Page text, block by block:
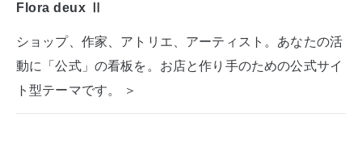
Flora deux Ⅱ
ショップ、作家、アトリエ、アーティスト。あなたの活
動に「公式」の看板を。お店と作り手のための公式サイ
ト型テーマです。 ＞